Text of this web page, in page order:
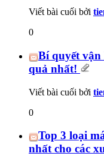
Viết bài cuối bởi
0
Bí quyết vận
quả nhất!
Viết bài cuối bởi
0
Top 3 loại
nhất cho các